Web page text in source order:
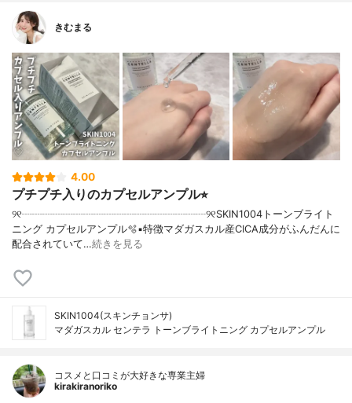
きむまる
4.00
プチプチ入りのカプセルアンプル⭐︎
୨୧┈┈┈┈┈┈┈┈┈┈┈┈┈┈┈┈┈┈୨୧SKIN1004トーンブライト
ニング カプセルアンプル🫧▪︎特徴マダガスカル産CICA成分がふんだんに
配合されていて…続きを見る
SKIN1004(スキンチョンサ)
マダガスカル センテラ トーンブライトニング カプセルアンプル
コスメと口コミが大好きな専業主婦
kirakiranoriko